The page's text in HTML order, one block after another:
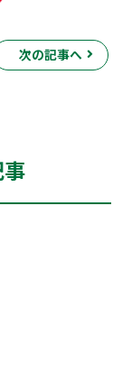
次の記事へ